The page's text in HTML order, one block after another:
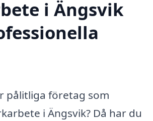
i Ängsvik
pålitliga företag som
i Ängsvik? Då har du